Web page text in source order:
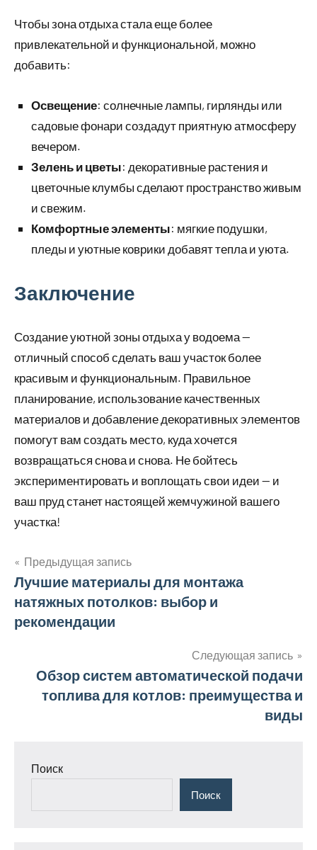
Чтобы зона отдыха стала еще более
привлекательной и функциональной, можно
добавить:
Освещение: солнечные лампы, гирлянды или
садовые фонари создадут приятную атмосферу
вечером.
Зелень и цветы: декоративные растения и
цветочные клумбы сделают пространство живым
и свежим.
Комфортные элементы: мягкие подушки,
пледы и уютные коврики добавят тепла и уюта.
Заключение
Создание уютной зоны отдыха у водоема —
отличный способ сделать ваш участок более
красивым и функциональным. Правильное
планирование, использование качественных
материалов и добавление декоративных элементов
помогут вам создать место, куда хочется
возвращаться снова и снова. Не бойтесь
экспериментировать и воплощать свои идеи — и
ваш пруд станет настоящей жемчужиной вашего
участка!
Навигация
по
Предыдущая запись
Лучшие материалы для монтажа
натяжных потолков: выбор и
рекомендации
Следующая запись
Обзор систем автоматической подачи
топлива для котлов: преимущества и
виды
Поиск
Поиск